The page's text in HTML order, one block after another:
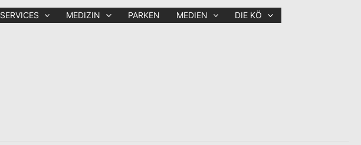
SERVICES MEDIZIN PARKEN MEDIEN DIE KÖ